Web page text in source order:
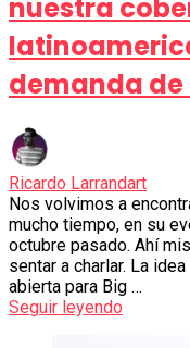
nuestra
demanda de
Ricardo Larrandart
Nos volvimos a
mucho tiempo, en su
octubre pasado. Ahí
sentar a charlar. La
abierta para Big …
Seguir leyendo